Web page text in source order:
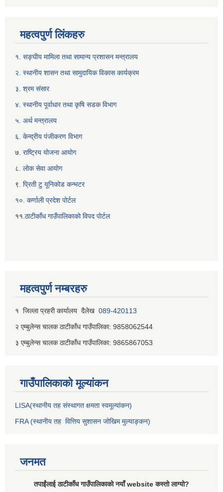
महत्वपुर्ण लिंकहरु
१. सङ्घीय मामिला तथा सामान्य प्रशासन मन्त्रालय
२. स्थानीय शासन तथा सामुदायिक विकास कार्यक्रम
३. श्रम संसार
४. स्थानीय पूर्वाधार तथा कृषि सडक विभाग
५. अर्थ मन्त्रालय
६. केन्द्रीय पंजीकरण विभाग
७. राष्ट्रिय योजना आयोग
८. लोक सेवा आयोग
९. प्रिती टु यूनिकोड कन्भटर
१०. कर्णाली प्रदेश पोर्टल
११.ठाटीकाँध गाउँपालिकाकाे विपद पाेर्टल
महत्वपुर्ण नम्बरहरु
१ जिल्‍ला प्रहरी कार्यालय दैलेख 089-420113
२ एम्बुलेन्स चालक ठाटीकाँध गाउँपालिका: 9858062544
३ एम्बुलेन्स चालक ठाटीकाँध गाउँपालिका: 9865867053
गाउँपालिकाकाे मूल्यांकन
LISA(स्थानीय तह संस्थागत क्षमता स्वमूल्यांकन)
FRA (स्थानीय तह वित्तिय सुशासन जोखिम मुल्याङ्कन)
जनमत
तपाईंलाई ठाटीकाँध गाउँपालिकाको नयाँ website कस्तो लाग्यो?